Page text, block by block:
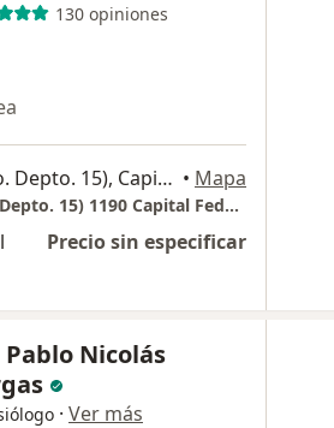
130 opiniones
Lavalle 2762 (Piso 2do. Depto. 15), Capital Federal • Mapa
Lavalle 2762 (Piso 2do. Depto. 15) 1190 Capital Federal
Precio sin especificar
Pablo Nicolás
· Ver más